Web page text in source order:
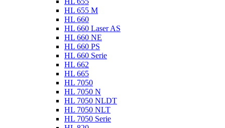
HL 655 M
HL 660
HL 660 Laser AS
HL 660 NE
HL 660 PS
HL 660 Serie
HL 662
HL 665
HL 7050
HL 7050 N
HL 7050 NLDT
HL 7050 NLT
HL 7050 Serie